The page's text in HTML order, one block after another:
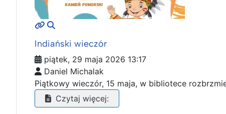
MOD_JTCS_VIEW_ARTICLE_LINK
Indiański wieczór
piątek, 29 maja 2026 13:17
Daniel Michalak
Piątkowy wieczór, 15 maja, w bibliotece
Czytaj więcej: